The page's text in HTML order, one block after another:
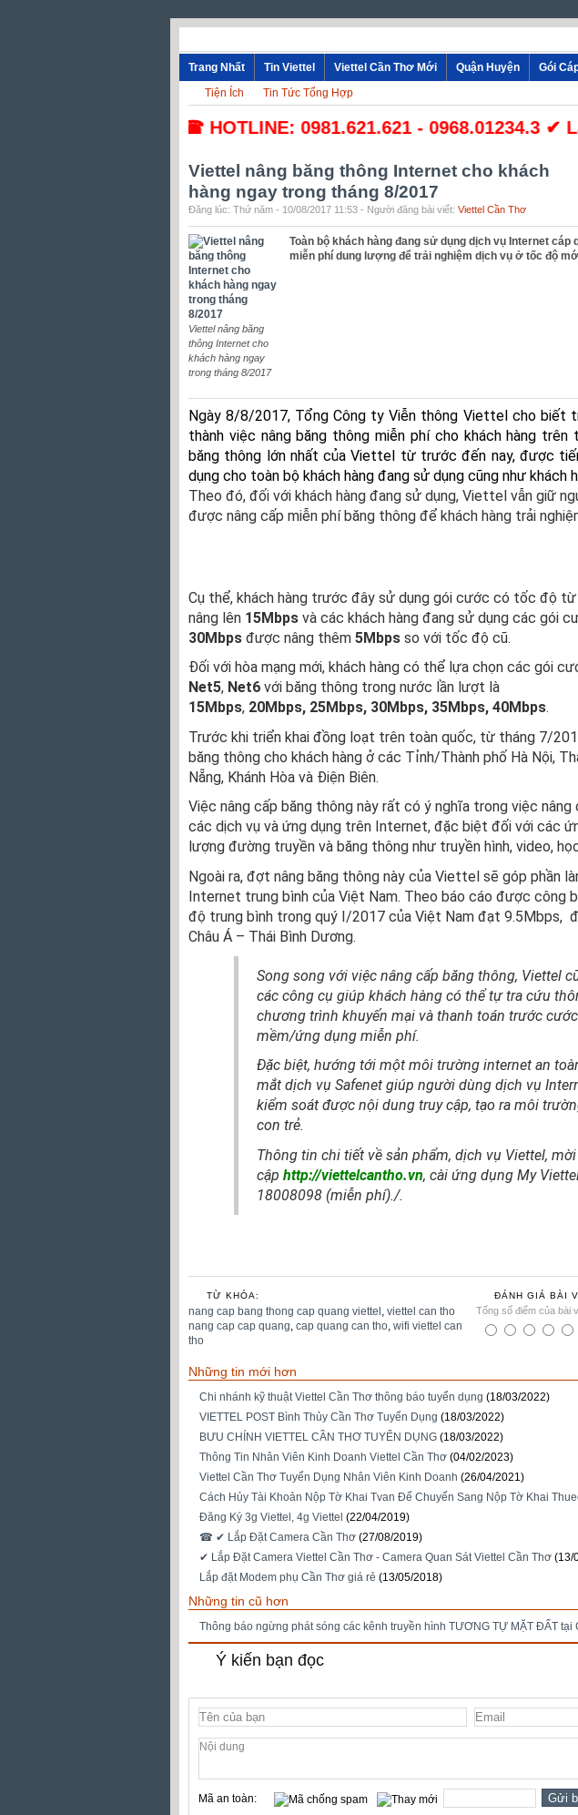
Trang Nhất Tin Viettel Viettel Cần Thơ Mới Quận Huyện Gói
Tiện Ích
Tin Tức Tổng Hợp
☎ HOTLINE: 0981.621.621 - 0968.01234.3 ✔
Viettel nâng băng thông Internet cho khách
hàng ngay trong tháng 8/2017
Đăng lúc: Thứ năm - 10/08/2017 11:53 - Người đăng bài viết: Viettel Cần Thơ
Viettel nâng băng
thông Internet cho
khách hàng ngay
trong tháng 8/2017
Toàn bộ khách hàng đang sử dụng dịch vụ Internet
miễn phí dung lượng để trải nghiệm dịch vụ ở tốc độ
Ngày 8/8/2017, Tổng Công ty Viễn thông Viettel cho biết
thành việc nâng băng thông miễn phí cho khách hàng
băng thông lớn nhất của Viettel từ trước đến nay, được
dụng cho toàn bộ khách hàng đang sử dụng cũng như khách
Theo đó, đối với khách hàng đang sử dụng, Viettel vẫn giữ
được nâng cấp miễn phí băng thông để khách hàng trải
Cụ thể, khách hàng trước đây sử dụng gói cước có tốc độ từ
nâng lên 15Mbps và các khách hàng đang sử dụng các gói
30Mbps được nâng thêm 5Mbps so với tốc độ cũ.
Đối với hòa mạng mới, khách hàng có thể lựa chọn các gói
Net5, Net6 với băng thông trong nước lần lượt là
15Mbps, 20Mbps, 25Mbps, 30Mbps, 35Mbps, 40Mbps.
Trước khi triển khai đồng loạt trên toàn quốc, từ tháng 7/
băng thông cho khách hàng ở các Tỉnh/Thành phố Hà Nội,
Nẵng, Khánh Hòa và Điện Biên.
Việc nâng cấp băng thông này rất có ý nghĩa trong việc
các dịch vụ và ứng dụng trên Internet, đặc biệt đối với các
lượng đường truyền và băng thông như truyền hình, video,
Ngoài ra, đợt nâng băng thông này của Viettel sẽ góp phần
Internet trung bình của Việt Nam. Theo báo cáo được công
độ trung bình trong quý I/2017 của Việt Nam đạt 9.5Mbps,
Châu Á – Thái Bình Dương.
Song song với việc nâng cấp băng thông, Viettel
các công cụ giúp khách hàng có thể tự tra cứu
chương trình khuyến mại và thanh toán trước
mềm/ứng dụng miễn phí.
Đặc biệt, hướng tới một môi trường internet an
mắt dịch vụ Safenet giúp người dùng dịch vụ
kiểm soát được nội dung truy cập, tạo ra môi
con trẻ.
Thông tin chi tiết về sản phẩm, dịch vụ Viettel,
cập http://viettelcantho.vn, cài ứng dụng My
18008098 (miễn phí)./.
TỪ KHÓA:
nang cap bang thong cap quang viettel , viettel can tho
nang cap cap quang, cap quang can tho, wifi viettel can
tho
ĐÁNH GIÁ BÀI
Tổng số điểm của bài
Những tin mới hơn
Chi nhánh kỹ thuật Viettel Cần Thơ thông báo tuyển dụng (18/03/2022)
VIETTEL POST Bình Thủy Cần Thơ Tuyển Dụng (18/03/2022)
BƯU CHÍNH VIETTEL CẦN THƠ TUYỂN DỤNG (18/03/2022)
Thông Tin Nhân Viên Kinh Doanh Viettel Cần Thơ (04/02/2023)
Viettel Cần Thơ Tuyển Dụng Nhân Viên Kinh Doanh (26/04/2021)
Cách Hủy Tài Khoản Nộp Tờ Khai Tvan Để Chuyển Sang Nộp Tờ Khai
Đăng Ký 3g Viettel, 4g Viettel (22/04/2019)
☎ ✔‎ Lắp Đặt Camera Cần Thơ (27/08/2019)
✔‎ Lắp Đặt Camera Viettel Cần Thơ - Camera Quan Sát Viettel Cần Thơ (13/
Lắp đặt Modem phụ Cần Thơ giá rẻ (13/05/2018)
Những tin cũ hơn
Thông báo ngừng phát sóng các kênh truyền hình TƯƠNG TỰ MẶT ĐẤT tại
Ý kiến bạn đọc
Mã an toàn: